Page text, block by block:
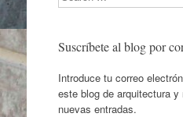
Suscríbete al blog por
Introduce tu correo
este blog de arquitectura
nuevas entradas.